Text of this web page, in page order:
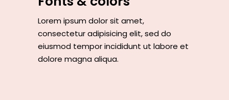
Lorem ipsum dolor sit amet,
consectetur adipisicing elit, sed do
eiusmod tempor incididunt ut labore et
dolore magna aliqua.